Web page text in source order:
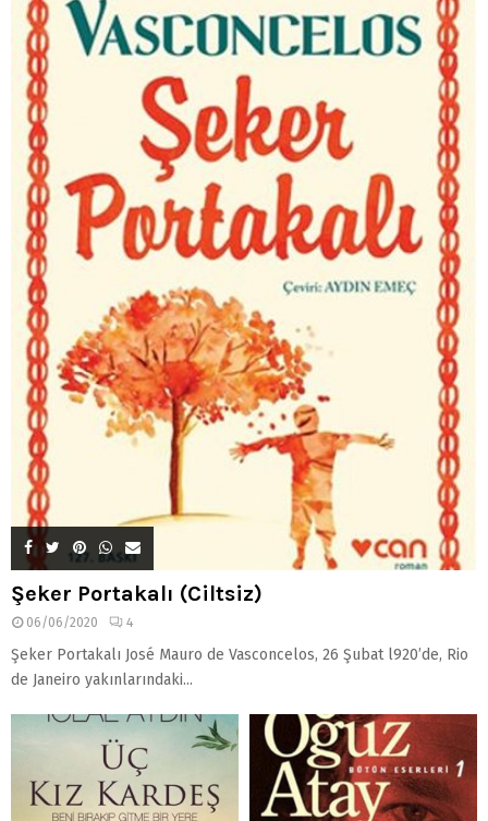
Şeker Portakalı (Ciltsiz)
06/06/2020 4
Şeker Portakalı José Mauro de Vasconcelos, 26 Şubat l920’de, Rio
de Janeiro yakınlarındaki...